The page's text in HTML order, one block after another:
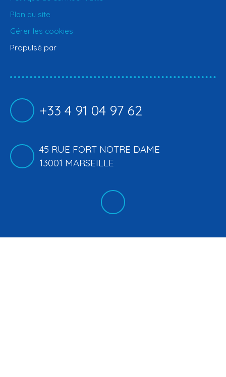
Plan du site
Gérer les cookies
Propulsé par
+33 4 91 04 97 62
45 RUE FORT NOTRE DAME
13001 MARSEILLE